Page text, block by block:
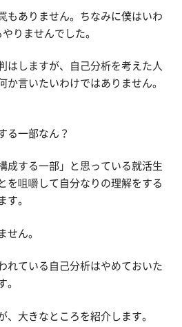
もありません。ちなみに僕はいわ
りませんでした。
はしますが、自己分析を考えた人
か言いたいわけではありません。
る一部なん？
成する一部」と思っている就活生
を咀嚼して自分なりの理解をする
す。
せん。
れている自己分析はやめておいた
。
、大きなところを紹介します。